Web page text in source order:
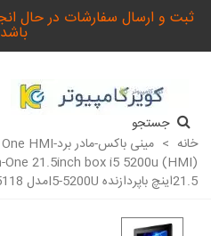
ثبت و ارسال سفارشات در حال
جستجو
خانه > مینی باکس-مادر برد-HMIHMI
21.5اینچ باپردازنده I5-5200Uمدل KC5118